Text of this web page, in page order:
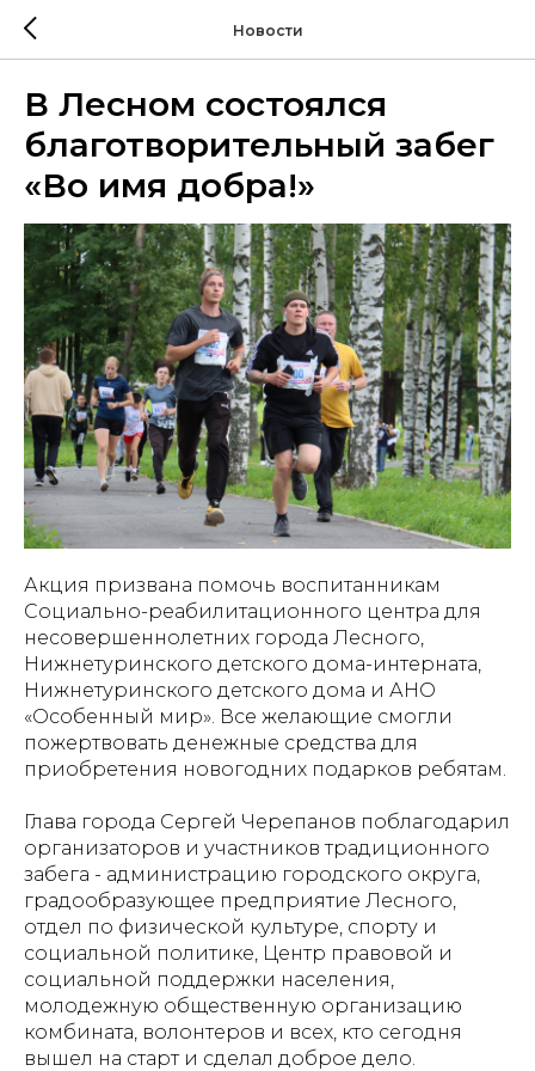
Новости
В Лесном состоялся
благотворительный забег
«Во имя добра!»
Акция призвана помочь воспитанникам
Социально-реабилитационного центра для
несовершеннолетних города Лесного,
Нижнетуринского детского дома-интерната,
Нижнетуринского детского дома и АНО
«Особенный мир». Все желающие смогли
пожертвовать денежные средства для
приобретения новогодних подарков ребятам.
Глава города Сергей Черепанов поблагодарил
организаторов и участников традиционного
забега - администрацию городского округа,
градообразующее предприятие Лесного,
отдел по физической культуре, спорту и
социальной политике, Центр правовой и
социальной поддержки населения,
молодежную общественную организацию
комбината, волонтеров и всех, кто сегодня
вышел на старт и сделал доброе дело.